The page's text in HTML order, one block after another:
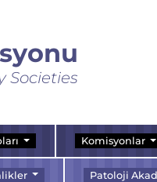
Societies
Komisyonlar
Patoloji